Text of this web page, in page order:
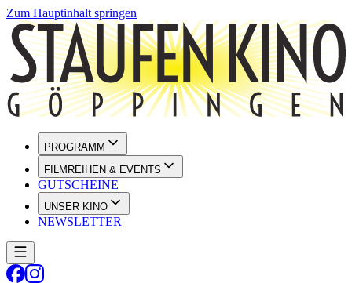
Zum Hauptinhalt springen
PROGRAMM
FILMREIHEN & EVENTS
GUTSCHEINE
UNSER KINO
NEWSLETTER